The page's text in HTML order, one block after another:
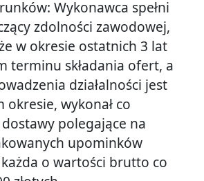
Wykonawca spełni
zdolności zawodowej,
w okresie ostatnich 3 lat
terminu składania ofert, a
działalności jest
okresie, wykonał co
polegające na
upominków
o wartości brutto co